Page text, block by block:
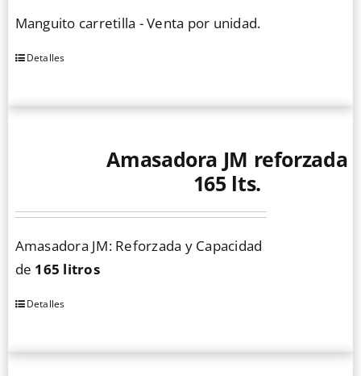
Manguito carretilla - Venta por unidad.
Detalles
Amasadora JM reforzada
165 lts.
Amasadora JM: Reforzada y Capacidad
de 165 litros
Detalles